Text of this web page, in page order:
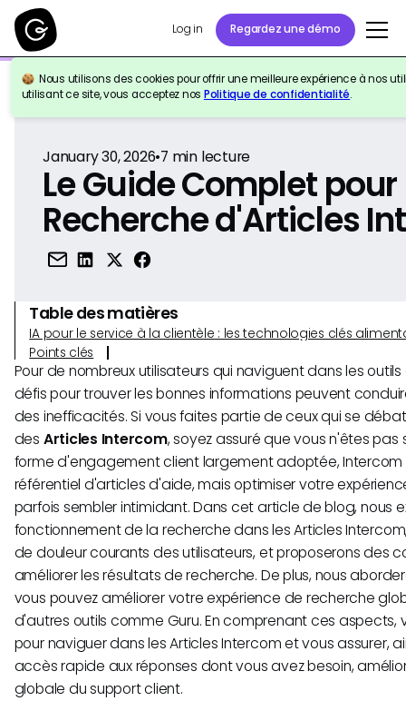
Log in Regardez une démo
Nous utilisons des cookies pour offrir une meilleure expérience à nos
utilisant ce site, vous acceptez nos Politique de confidentialité.
Retour à la référence
January 30, 2026•7 min lecture
Le Guide Complet
Recherche d'Articles
Table des matières
IA pour le service à la clientèle : les technologies clés
Points clés
Pour de nombreux utilisateurs qui naviguent dans les
défis pour trouver les bonnes informations peuvent
des inefficacités. Si vous faites partie de ceux qui se
des Articles Intercom, soyez assuré que vous n'êtes
forme d'engagement client largement adoptée, Intercom
référentiel d'articles d'aide, mais optimiser votre
parfois sembler intimidant. Dans cet article de blog, nous
fonctionnement de la recherche dans les Articles
de douleur courants des utilisateurs, et proposerons des
améliorer les résultats de recherche. De plus, nous
vous pouvez améliorer votre expérience de recherche
d'autres outils comme Guru. En comprenant ces aspects,
pour naviguer dans les Articles Intercom et vous assurer,
accès rapide aux réponses dont vous avez besoin,
globale du support client.